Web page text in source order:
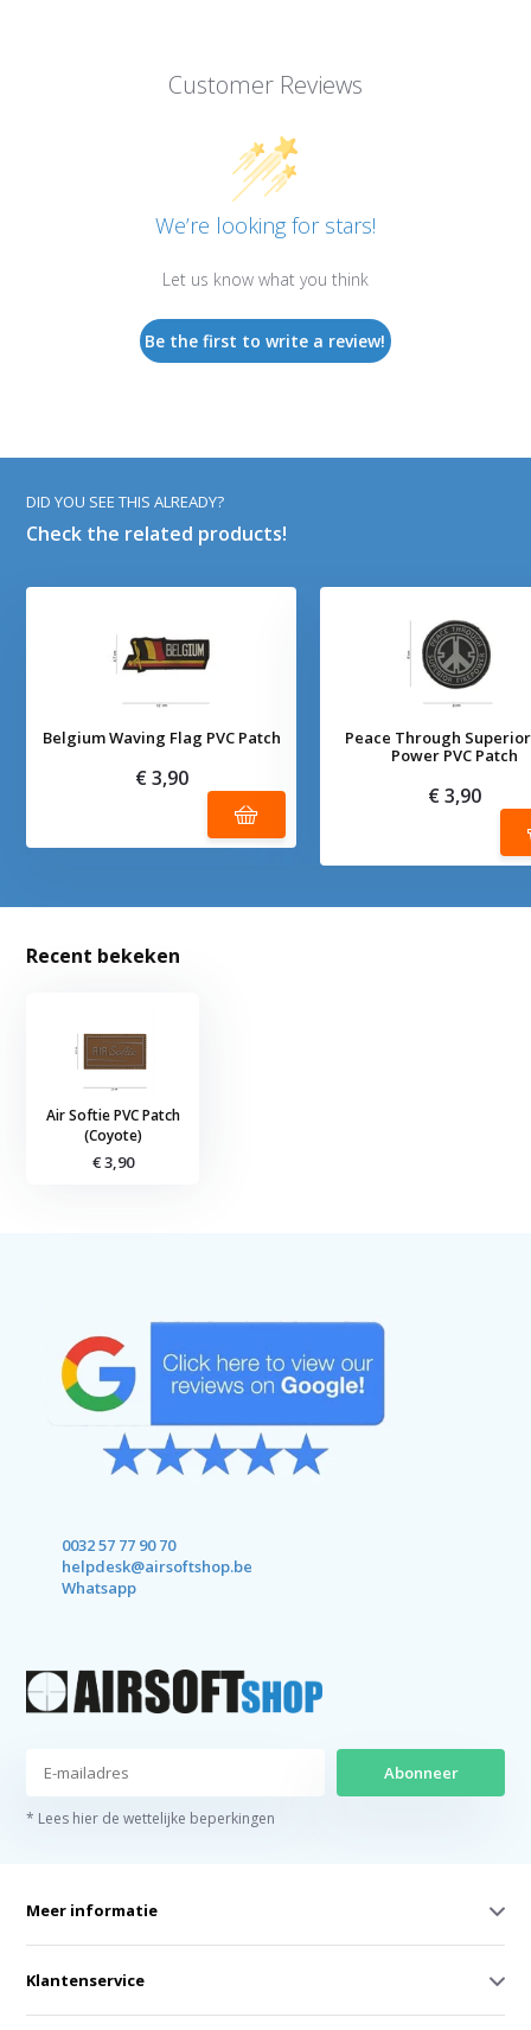
Customer Reviews
We’re looking for stars!
Let us know what you think
Be the first to write a review!
DID YOU SEE THIS ALREADY?
Check the related products!
Belgium Waving Flag PVC Patch
€ 3,90
Peace Through
Power PVC Patch
€ 3,90
Recent bekeken
Air Softie PVC Patch
(Coyote)
€ 3,90
0032 57 77 90 70
helpdesk@airsoftshop.be
Whatsapp
Abonneer
* Lees hier de wettelijke beperkingen
Meer informatie
Klantenservice